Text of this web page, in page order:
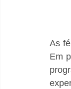
As
Em